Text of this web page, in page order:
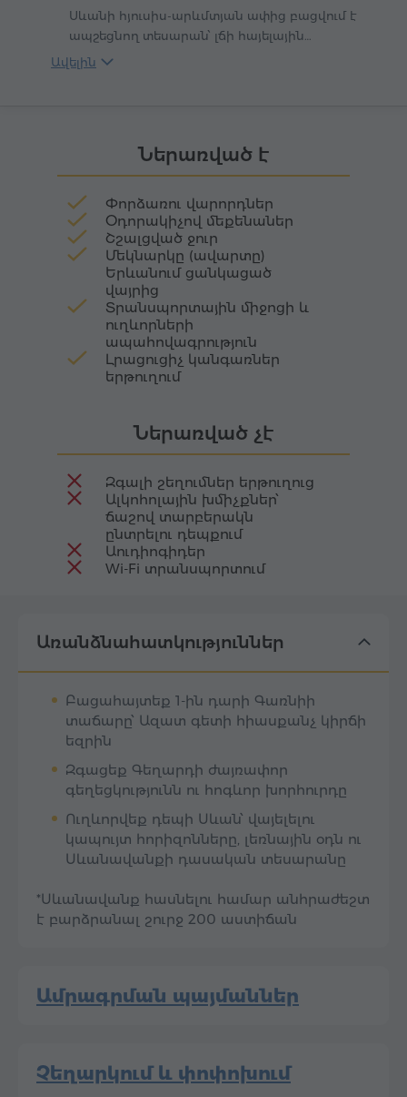
Սևանի հյուսիս-արևմտյան ափից բացվում է
ապշեցնող տեսարան՝ լճի հայելային
մակերևույթից վեհորեն բարձրանում է
հիմնադրվեց Սևանավանքը՝ Հայաստանի
կապույտ գոհարի հոգևոր պահապանը։
Ավելին
Ներառված է
Փորձառու վարորդներ
Օդորակիչով մեքենաներ
Շշալցված ջուր
Մեկնարկը (ավարտը)
Երևանում ցանկացած
վայրից
Տրանսպորտային միջոցի և
ուղևորների
ապահովագրություն
Լրացուցիչ կանգառներ
երթուղում
Ներառված չէ
Զգալի շեղումներ երթուղուց
Ալկոհոլային խմիչքներ՝
ճաշով տարբերակն
ընտրելու դեպքում
Աուդիոգիդեր
Wi-Fi տրանսպորտում
Առանձնահատկություններ
Բացահայտեք 1-ին դարի Գառնիի
տաճարը՝ Ազատ գետի հիասքանչ կիրճի
եզրին
Զգացեք Գեղարդի ժայռափոր
գեղեցկությունն ու հոգևոր խորհուրդը
Ուղևորվեք դեպի Սևան՝ վայելելու
կապույտ հորիզոնները, լեռնային օդն ու
Սևանավանքի դասական տեսարանը
*Սևանավանք հասնելու համար անհրաժեշտ
է բարձրանալ շուրջ 200 աստիճան
Ամրագրման պայմաններ
Չեղարկում և փոփոխում